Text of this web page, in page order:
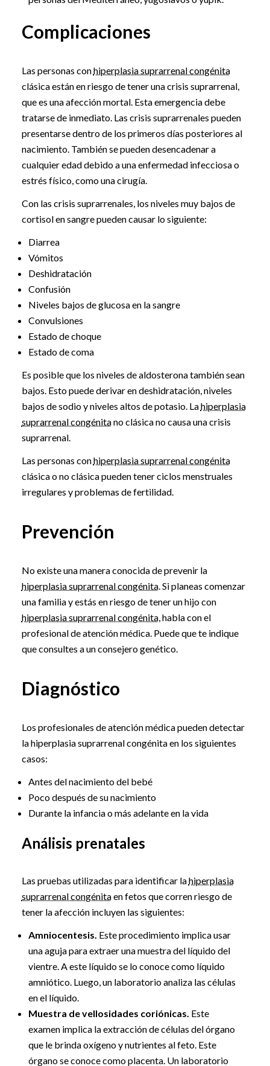
Complicaciones
Las personas conhiperplasia suprarrenal congénita
clásica están en riesgo de tener una crisis suprarrenal,
que es una afección mortal. Esta emergencia debe
tratarse de inmediato. Las crisis suprarrenales pueden
presentarse dentro de los primeros días posteriores al
nacimiento. También se pueden desencadenar a
cualquier edad debido a una enfermedad infecciosa o
estrés físico, como una cirugía.
Con las crisis suprarrenales, los niveles muy bajos de
cortisol en sangre pueden causar lo siguiente:
Diarrea
Vómitos
Deshidratación
Confusión
Niveles bajos de glucosa en la sangre
Convulsiones
Estado de choque
Estado de coma
Es posible que los niveles de aldosterona también sean
bajos. Esto puede derivar en deshidratación, niveles
bajos de sodio y niveles altos de potasio. Lahiperplasia
suprarrenal congénitano clásica no causa una crisis
suprarrenal.
Las personas conhiperplasia suprarrenal congénita
clásica o no clásica pueden tener ciclos menstruales
irregulares y problemas de fertilidad.
Prevención
No existe una manera conocida de prevenir la
hiperplasia suprarrenal congénita. Si planeas comenzar
una familia y estás en riesgo de tener un hijo con
hiperplasia suprarrenal congénita, habla con el
profesional de atención médica. Puede que te indique
que consultes a un consejero genético.
Diagnóstico
Los profesionales de atención médica pueden detectar
la hiperplasia suprarrenal congénita en los siguientes
casos:
Antes del nacimiento del bebé
Poco después de su nacimiento
Durante la infancia o más adelante en la vida
Análisis prenatales
Las pruebas utilizadas para identificar lahiperplasia
suprarrenal congénitaen fetos que corren riesgo de
tener la afección incluyen las siguientes:
Amniocentesis. Este procedimiento implica usar
una aguja para extraer una muestra del líquido del
vientre. A este líquido se lo conoce como líquido
amniótico. Luego, un laboratorio analiza las células
en el líquido.
Muestra de vellosidades coriónicas. Este
examen implica la extracción de células del órgano
que le brinda oxígeno y nutrientes al feto. Este
órgano se conoce como placenta. Un laboratorio